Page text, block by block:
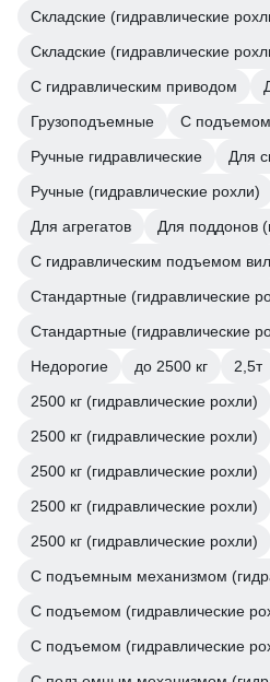
Складские (гидравлические
Складские (гидравлические
С гидравлическим приводом
Грузоподъемные
С подъемом
Ручные гидравлические
Для
Ручные (гидравлические рохли)
Для агрегатов
Для поддонов
С гидравлическим подъемом вил
Стандартные (гидравлические
Стандартные (гидравлические
Недорогие
до 2500 кг 2,5т
2500 кг (гидравлические рохли)
2500 кг (гидравлические рохли)
2500 кг (гидравлические рохли)
2500 кг (гидравлические рохли)
2500 кг (гидравлические рохли)
С подъемным механизмом
С подъемом (гидравлические
С подъемом (гидравлические